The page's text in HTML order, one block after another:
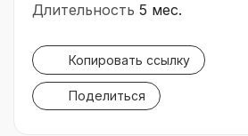
Длительность 5 мес.
Копировать ссылку
Поделиться